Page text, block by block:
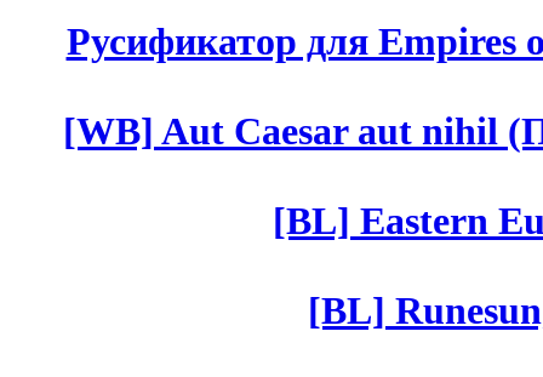
Русификатор для Empires
[WB] Aut Caesar aut nihil
[BL] Eastern
[BL]